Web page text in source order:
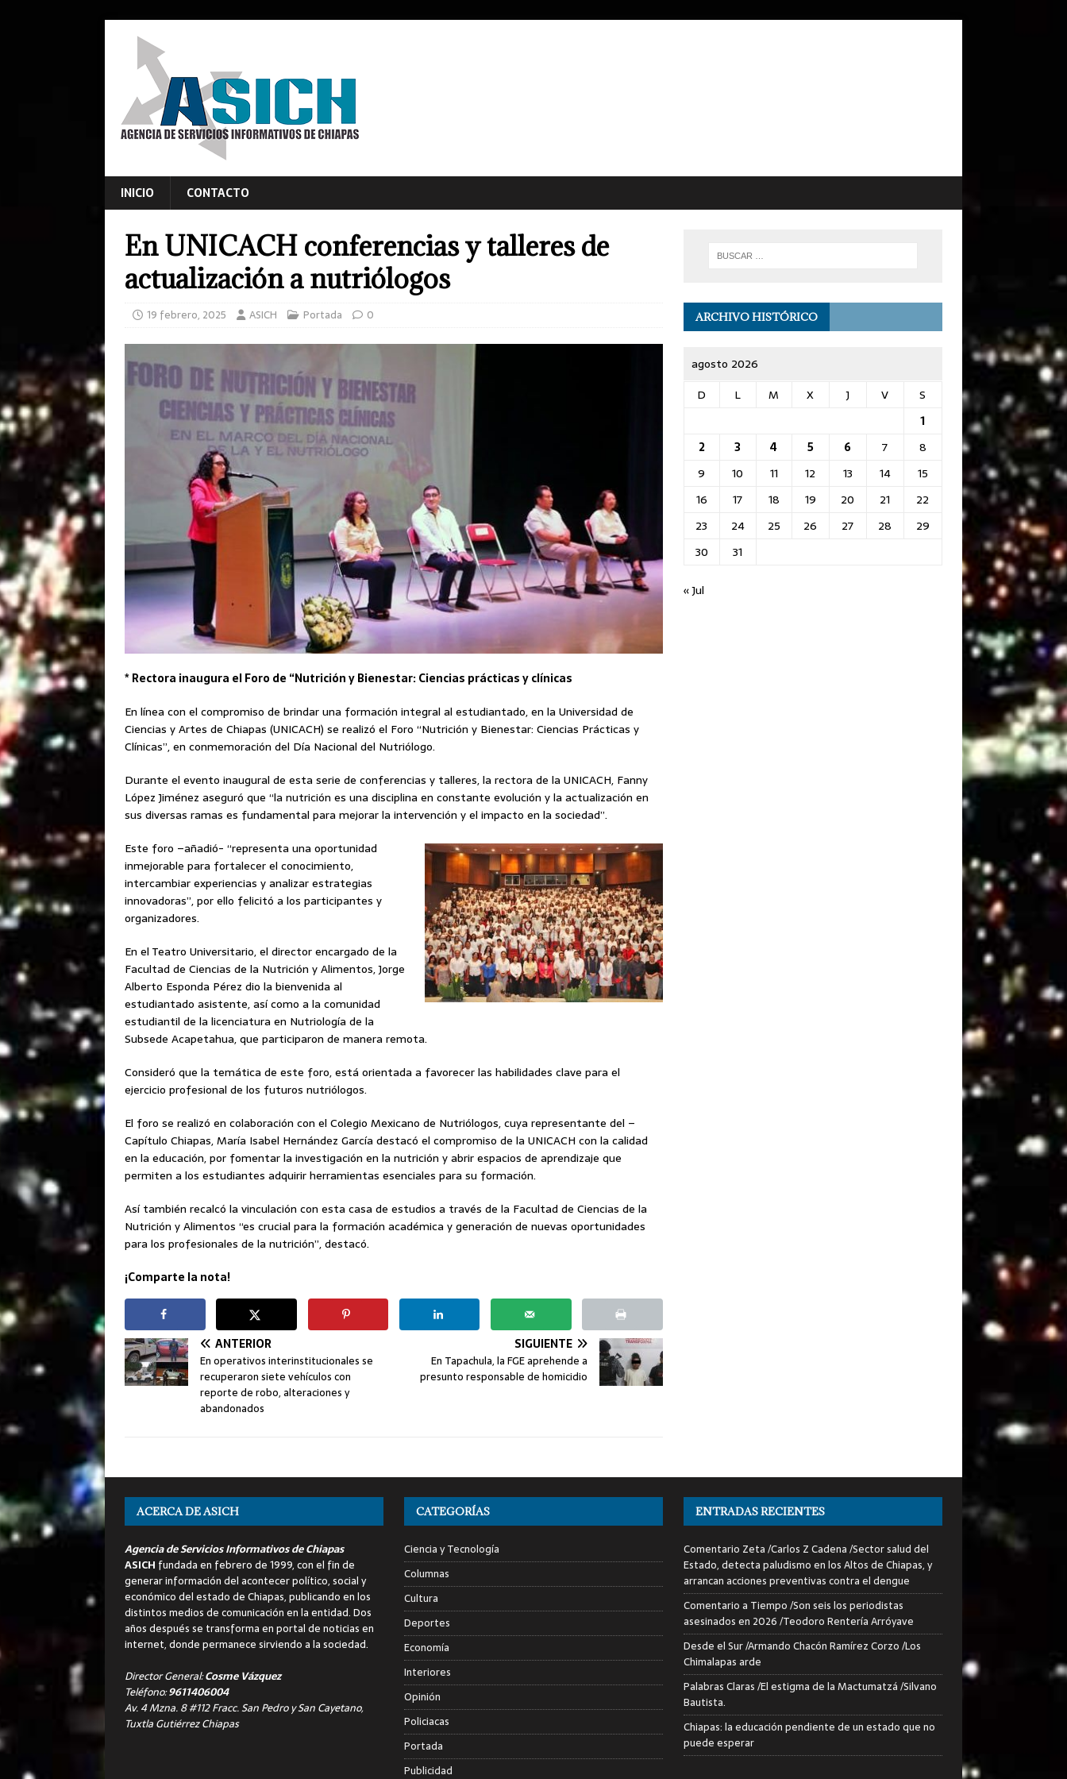
INICIO CONTACTO
En UNICACH conferencias y talleres de
actualización a nutriólogos
19 febrero, 2025 ASICH Portada 0
* Rectora inaugura el Foro de “Nutrición y Bienestar: Ciencias prácticas y clínicas
En línea con el compromiso de brindar una formación integral al estudiantado, en la Universidad de
Ciencias y Artes de Chiapas (UNICACH) se realizó el Foro “Nutrición y Bienestar: Ciencias Prácticas y
Clínicas”, en conmemoración del Día Nacional del Nutriólogo.
Durante el evento inaugural de esta serie de conferencias y talleres, la rectora de la UNICACH, Fanny
López Jiménez aseguró que “la nutrición es una disciplina en constante evolución y la actualización en
sus diversas ramas es fundamental para mejorar la intervención y el impacto en la sociedad”.
Este foro –añadió- “representa una oportunidad
inmejorable para fortalecer el conocimiento,
intercambiar experiencias y analizar estrategias
innovadoras”, por ello felicitó a los participantes y
organizadores.
En el Teatro Universitario, el director encargado de la
Facultad de Ciencias de la Nutrición y Alimentos, Jorge
Alberto Esponda Pérez dio la bienvenida al
estudiantado asistente, así como a la comunidad
estudiantil de la licenciatura en Nutriología de la
Subsede Acapetahua, que participaron de manera remota.
Consideró que la temática de este foro, está orientada a favorecer las habilidades clave para el
ejercicio profesional de los futuros nutriólogos.
El foro se realizó en colaboración con el Colegio Mexicano de Nutriólogos, cuya representante del –
Capítulo Chiapas, María Isabel Hernández García destacó el compromiso de la UNICACH con la calidad
en la educación, por fomentar la investigación en la nutrición y abrir espacios de aprendizaje que
permiten a los estudiantes adquirir herramientas esenciales para su formación.
Así también recalcó la vinculación con esta casa de estudios a través de la Facultad de Ciencias de la
Nutrición y Alimentos “es crucial para la formación académica y generación de nuevas oportunidades
para los profesionales de la nutrición”, destacó.
¡Comparte la nota!
ANTERIOR
En operativos interinstitucionales se
recuperaron siete vehículos con
reporte de robo, alteraciones y
abandonados
SIGUIENTE
En Tapachula, la FGE aprehende a
presunto responsable de homicidio
ARCHIVO HISTÓRICO
agosto 2026
D
L M X J V
S
1
2
3 4 5 6 7
8
9
10 11 12 13 14
15
16
17 18 19 20 21
22
23
24 25 26 27 28
29
30
31
« Jul
ACERCA DE ASICH
Agencia de Servicios Informativos de Chiapas
ASICH fundada en febrero de 1999, con el fin de
generar información del acontecer político, social y
económico del estado de Chiapas, publicando en los
distintos medios de comunicación en la entidad. Dos
años después se transforma en portal de noticias en
internet, donde permanece sirviendo a la sociedad.
Director General:Cosme Vázquez
Teléfono:9611406004
Av. 4 Mzna. 8 #112 Fracc. San Pedro y San Cayetano,
Tuxtla Gutiérrez Chiapas
CATEGORÍAS
Ciencia y Tecnología
Columnas
Cultura
Deportes
Economía
Interiores
Opinión
Policiacas
Portada
Publicidad
ENTRADAS RECIENTES
Comentario Zeta /Carlos Z Cadena /Sector salud del
Estado, detecta paludismo en los Altos de Chiapas, y
arrancan acciones preventivas contra el dengue
Comentario a Tiempo /Son seis los periodistas
asesinados en 2026 /Teodoro Rentería Arróyave
Desde el Sur /Armando Chacón Ramírez Corzo /Los
Chimalapas arde
Palabras Claras /El estigma de la Mactumatzá /Silvano
Bautista.
Chiapas: la educación pendiente de un estado que no
puede esperar